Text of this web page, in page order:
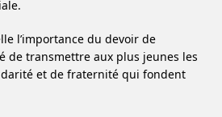
l’importance du devoir de
de transmettre aux plus jeunes les
et de fraternité qui fondent